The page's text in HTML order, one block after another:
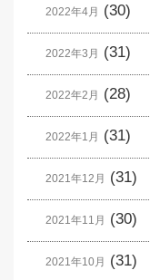
2022年4月 (30)
2022年3月 (31)
2022年2月 (28)
2022年1月 (31)
2021年12月 (31)
2021年11月 (30)
2021年10月 (31)